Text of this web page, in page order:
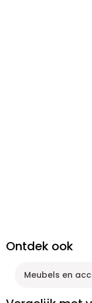
Ontdek ook
Meubels en